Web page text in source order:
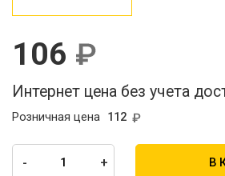
106
Интернет цена без учета
112
Розничная цена
- + В